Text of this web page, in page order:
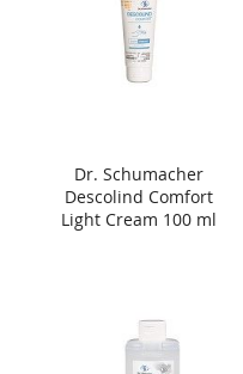
Dr. Schumacher
Descolind Comfort
Light Cream 100 ml